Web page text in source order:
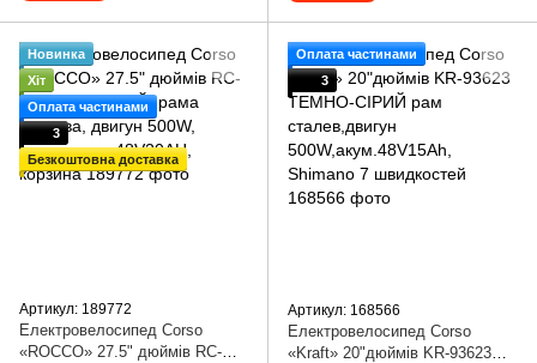
Новинка
Хіт
Оплата частинами
3
Безкоштовна доставка
Артикул: 189772
Електровелосипед Corso
«ROCCO» 27.5" дюймів RC-
Оплата частинами
3
Артикул: 168566
Електровелосипед Corso
«Kraft» 20"дюймів KR-93623